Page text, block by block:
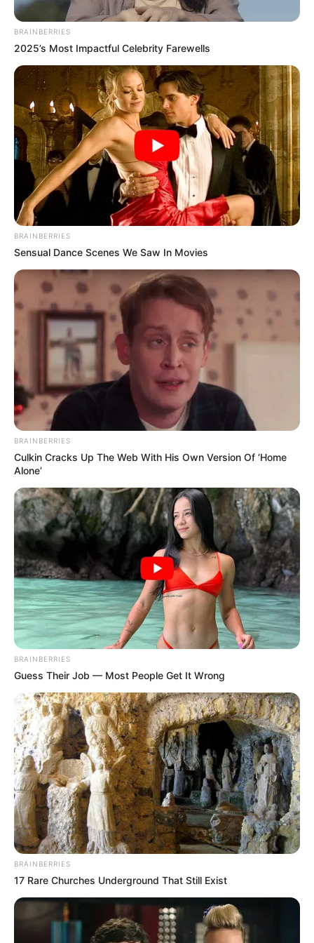
in
Friss hírek
Brutális szigorítást tervez öt
uniós nagyhatalom: soha többé
nem akarnak új Orbán Viktort
látni az EU-ban
bySzerző • June 13, 2026
Az Európai Unió láthatóan tanulni akar abból, amit
az elmúlt másfél évtizedben Magyarországon
végignézett. Öt meghatározó tagállam,
Németország, Franciaország, Hollandia, Belgium és
Luxemburg olyan javaslatot kezdett köröztetni,
amely lényegében azt üzenné a jövőbeli
belépőknek: a tagság nem lehet biankó csekk, és
aki később lebontja a jogállamot, annak
BRAINBERRIES
2025’s Most Impactful Celebrity Farewells
BRAINBERRIES
Sensual Dance Scenes We Saw In Movies
BRAINBERRIES
Culkin Cracks Up The Web With His Own Version Of ‘Home
Alone’
BRAINBERRIES
Guess Their Job — Most People Get It Wrong
BRAINBERRIES
17 Rare Churches Underground That Still Exist